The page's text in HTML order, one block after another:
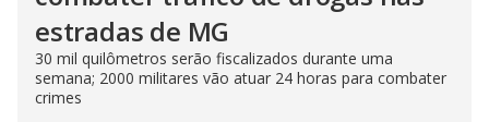
estradas de MG
30 mil quilômetros serão fiscalizados durante uma
semana; 2000 militares vão atuar 24 horas para combater
crimes